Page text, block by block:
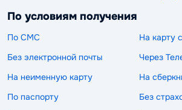
По условиям получения
По СМС
На карту
Без электронной почты
Через
На неименную карту
На
По паспорту
Без